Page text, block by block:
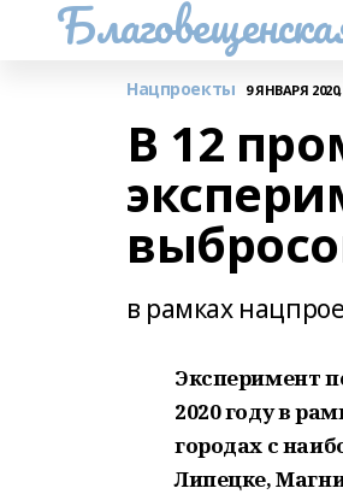
Нацпроекты 9 ЯНВАРЯ 2020,
В 12
в рамках
Эксперимент
2020 году в
городах с
Липецке,